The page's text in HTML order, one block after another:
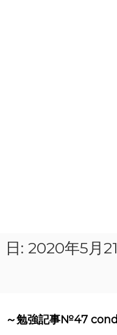
日: 2020年5月
～勉強記事№47